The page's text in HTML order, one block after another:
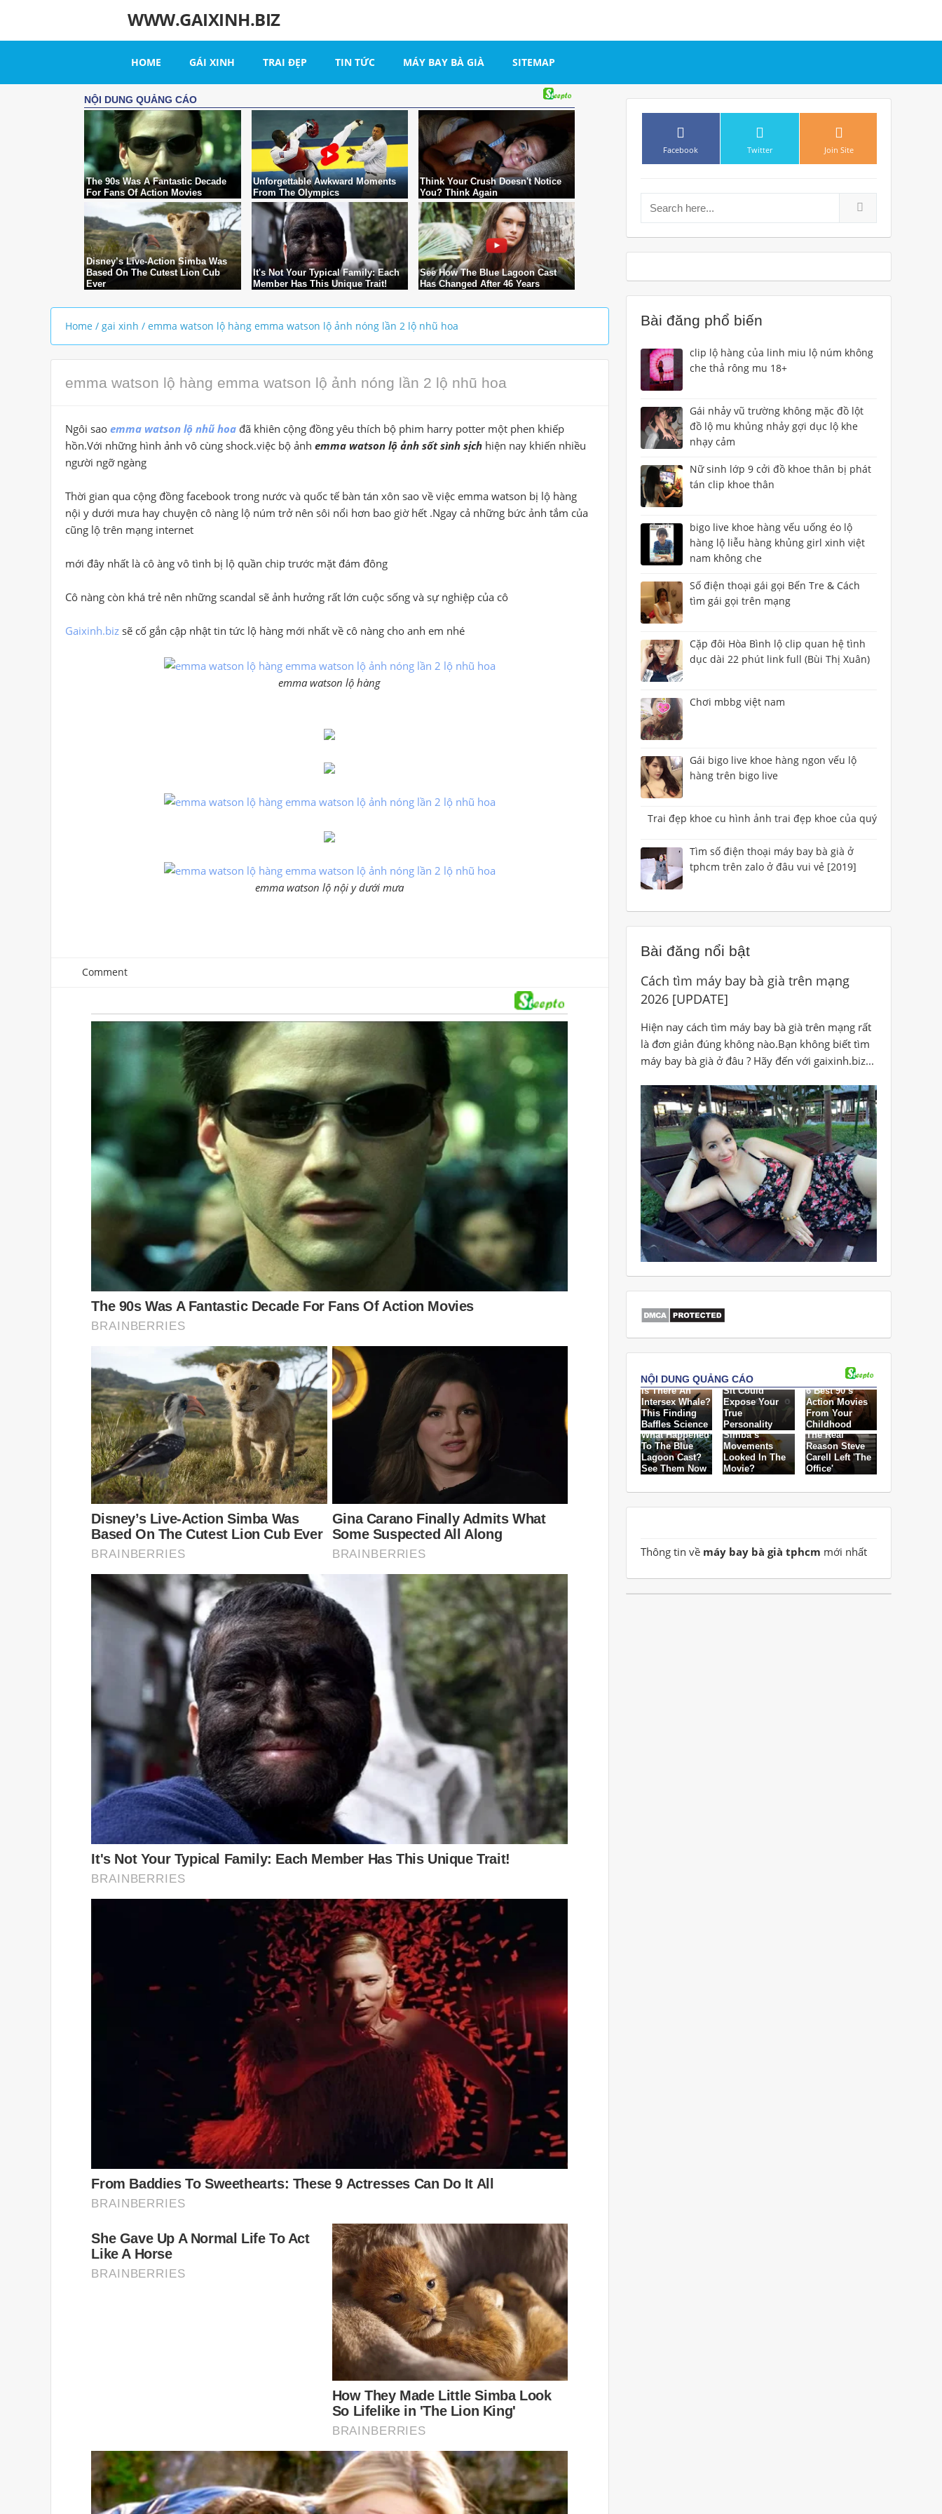
WWW.GAIXINH.BIZ
HOME GÁI XINH TRAI ĐẸP TIN TỨC MÁY BAY BÀ GIÀ SITEMAP
Home / gai xinh / emma watson lộ hàng emma watson lộ ảnh nóng lần 2 lộ nhũ hoa
emma watson lộ hàng emma watson lộ ảnh nóng lần 2 lộ nhũ hoa
Ngôi sao emma watson lộ nhũ hoa đã khiên cộng đồng yêu thích bộ phim harry potter một phen khiếp
hồn.Với những hình ảnh vô cùng shock.việc bộ ảnh emma watson lộ ảnh sốt sình sịch hiện nay khiến nhiều
người ngỡ ngàng
Thời gian qua cộng đồng facebook trong nước và quốc tế bàn tán xôn sao về việc emma watson bị lộ hàng
nội y dưới mưa hay chuyện cô nàng lộ núm trở nên sôi nổi hơn bao giờ hết .Ngay cả những bức ảnh tắm của
cũng lộ trên mạng internet
mới đây nhất là cô àng vô tình bị lộ quần chip trước mặt đám đông
Cô nàng còn khá trẻ nên những scandal sẽ ảnh hưởng rất lớn cuộc sống và sự nghiệp của cô
Gaixinh.biz sẽ cố gắn cập nhật tin tức lộ hàng mới nhất về cô nàng cho anh em nhé
emma watson lộ hàng
emma watson lộ nội y dưới mưa
Comment
Search for:
Bài đăng phổ biến
clip lộ hàng của linh miu lộ núm không
che thả rông mu 18+
Gái nhảy vũ trường không mặc đồ lột
đồ lộ mu khủng nhảy gợi dục lộ khe
nhạy cảm
Nữ sinh lớp 9 cởi đồ khoe thân bị phát
tán clip khoe thân
bigo live khoe hàng vếu uống éo lộ
hàng lộ liễu hàng khủng girl xinh việt
nam không che
Số điện thoại gái gọi Bến Tre & Cách
tìm gái gọi trên mạng
Cặp đôi Hòa Bình lộ clip quan hệ tình
dục dài 22 phút link full (Bùi Thị Xuân)
Chơi mbbg việt nam
Gái bigo live khoe hàng ngon vếu lộ
hàng trên bigo live
Trai đẹp khoe cu hình ảnh trai đẹp khoe của quý
Tìm số điện thoại máy bay bà già ở
tphcm trên zalo ở đâu vui vẻ [2019]
Bài đăng nổi bật
Cách tìm máy bay bà già trên mạng
2026 [UPDATE]
Hiện nay cách tìm máy bay bà già trên mạng rất
là đơn giản đúng không nào.Bạn không biết tìm
máy bay bà già ở đâu ? Hãy đến với gaixinh.biz...
Thông tin về máy bay bà già tphcm mới nhất